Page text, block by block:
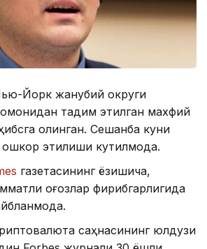
Йорк жанубий округи
тақдим этилган махфий
олинган. Сешанба куни
этилиши кутилмоқда.
газетасининг ёзишича,
қоғозлар фирибгарлигида
саҳнасининг юлдузи